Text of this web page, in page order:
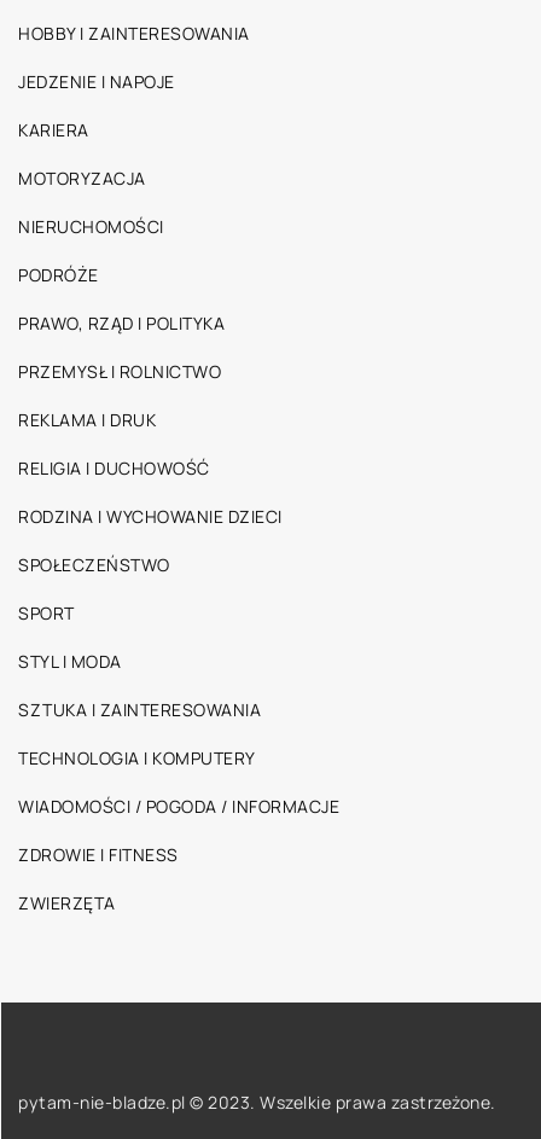
HOBBY I ZAINTERESOWANIA
JEDZENIE I NAPOJE
KARIERA
MOTORYZACJA
NIERUCHOMOŚCI
PODRÓŻE
PRAWO, RZĄD I POLITYKA
PRZEMYSŁ I ROLNICTWO
REKLAMA I DRUK
RELIGIA I DUCHOWOŚĆ
RODZINA I WYCHOWANIE DZIECI
SPOŁECZEŃSTWO
SPORT
STYL I MODA
SZTUKA I ZAINTERESOWANIA
TECHNOLOGIA I KOMPUTERY
WIADOMOŚCI / POGODA / INFORMACJE
ZDROWIE I FITNESS
ZWIERZĘTA
pytam-nie-bladze.pl © 2023. Wszelkie prawa zastrzeżone.